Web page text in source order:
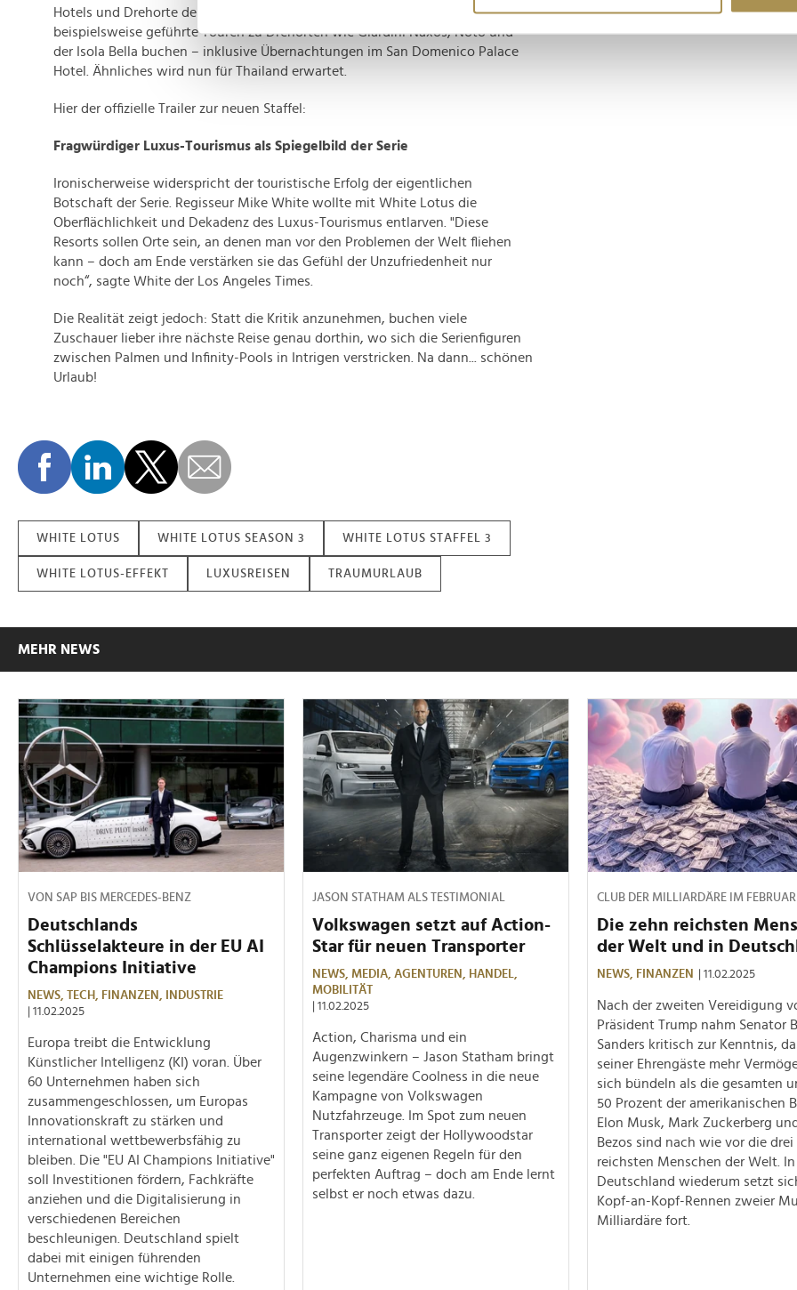
Wir verwenden Cookies, um Inhalte und Anzeigen zu personalisieren, Funktionen für soziale
Website an unsere Partner für soziale Medien, Werbung und Analysen weiter. Unsere Partner
der Dienste gesammelt haben.
Hotels und Drehorte der neuen Staffel beinhalten. In Taormina konnten Fans
beispielsweise geführte Touren zu Drehorten wie Giardini Naxos, Noto und
der Isola Bella buchen – inklusive Übernachtungen im San Domenico Palace
Hotel. Ähnliches wird nun für Thailand erwartet.
Hier der offizielle Trailer zur neuen Staffel:
Fragwürdiger Luxus-Tourismus als Spiegelbild der Serie
Ironischerweise widerspricht der touristische Erfolg der eigentlichen
Botschaft der Serie. Regisseur Mike White wollte mit White Lotus die
Oberflächlichkeit und Dekadenz des Luxus-Tourismus entlarven. "Diese
Resorts sollen Orte sein, an denen man vor den Problemen der Welt fliehen
kann – doch am Ende verstärken sie das Gefühl der Unzufriedenheit nur
noch“, sagte White der Los Angeles Times.
Die Realität zeigt jedoch: Statt die Kritik anzunehmen, buchen viele
Zuschauer lieber ihre nächste Reise genau dorthin, wo sich die Serienfiguren
zwischen Palmen und Infinity-Pools in Intrigen verstricken. Na dann... schönen
Urlaub!
WHITE LOTUS WHITE LOTUS SEASON 3 WHITE LOTUS STAFFEL 3
WHITE LOTUS-EFFEKT LUXUSREISEN TRAUMURLAUB
MEHR NEWS
VON SAP BIS MERCEDES-BENZ
Deutschlands
Schlüsselakteure in der EU AI
Champions Initiative
NEWS, TECH, FINANZEN,
INDUSTRIE
| 11.02.2025
Europa treibt die Entwicklung
Künstlicher Intelligenz (KI) voran. Über
60 Unternehmen haben sich
zusammengeschlossen, um Europas
Innovationskraft zu stärken und
international wettbewerbsfähig zu
bleiben. Die "EU AI Champions Initiative"
soll Investitionen fördern, Fachkräfte
anziehen und die Digitalisierung in
verschiedenen Bereichen
beschleunigen. Deutschland spielt
dabei mit einigen führenden
Unternehmen eine wichtige Rolle.
JASON STATHAM ALS TESTIMONIAL
Volkswagen setzt auf Action-
Star für neuen Transporter
NEWS, MEDIA, AGENTUREN,
HANDEL,
MOBILITÄT
| 11.02.2025
Action, Charisma und ein
Augenzwinkern – Jason Statham bringt
seine legendäre Coolness in die neue
Kampagne von Volkswagen
Nutzfahrzeuge. Im Spot zum neuen
Transporter zeigt der Hollywoodstar
seine ganz eigenen Regeln für den
perfekten Auftrag – doch am Ende lernt
selbst er noch etwas dazu.
CLUB DER MILLIARDÄRE IM
Die zehn reichsten
der Welt und in
NEWS, FINANZEN | 11.02.2025
Nach der zweiten Vereidigung
Präsident Trump nahm Senator
Sanders kritisch zur Kenntnis,
seiner Ehrengäste mehr
sich bündeln als die gesamten
50 Prozent der amerikanischen
Elon Musk, Mark Zuckerberg
Bezos sind nach wie vor die drei
reichsten Menschen der Welt. In
Deutschland wiederum setzt
Kopf-an-Kopf-Rennen zweier
Milliardäre fort.